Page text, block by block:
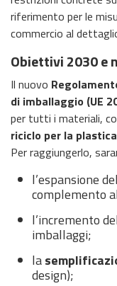
riferimento per le
commercio al
Obiettivi 2030 e
Il nuovo
di imballaggio (UE
per tutti i materiali,
riciclo per la
Per raggiungerlo,
l’espansione del
complemento
l’incremento
imballaggi;
la
design);